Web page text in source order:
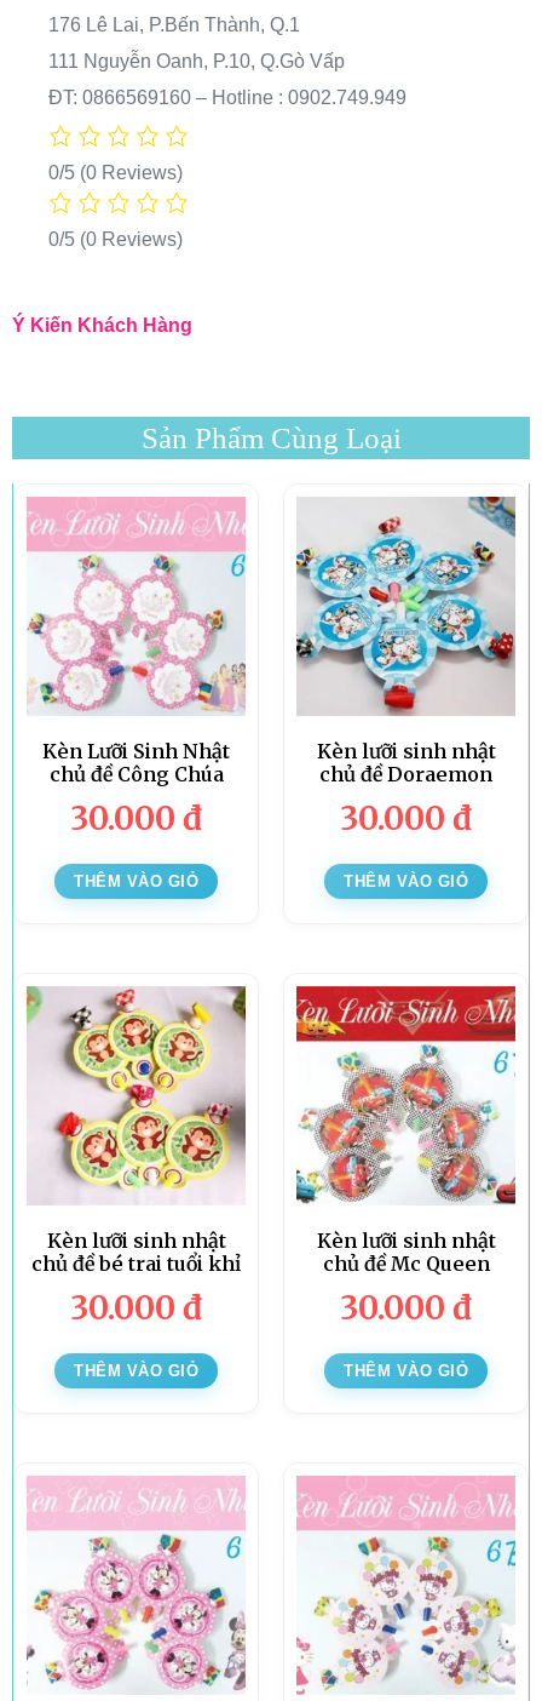
176 Lê Lai, P.Bến Thành, Q.1
111 Nguyễn Oanh, P.10, Q.Gò Vấp
ĐT: 0866569160 – Hotline : 0902.749.949
0/5 (0 Reviews)
0/5 (0 Reviews)
Ý Kiến Khách Hàng
Sản Phẩm Cùng Loại
Kèn Lưỡi Sinh Nhật
chủ đề Công Chúa
30.000 đ
THÊM VÀO GIỎ
Kèn lưỡi sinh nhật
chủ đề Doraemon
30.000 đ
THÊM VÀO GIỎ
Kèn lưỡi sinh nhật
chủ đề bé trai tuổi khỉ
30.000 đ
THÊM VÀO GIỎ
Kèn lưỡi sinh nhật
chủ đề Mc Queen
30.000 đ
THÊM VÀO GIỎ